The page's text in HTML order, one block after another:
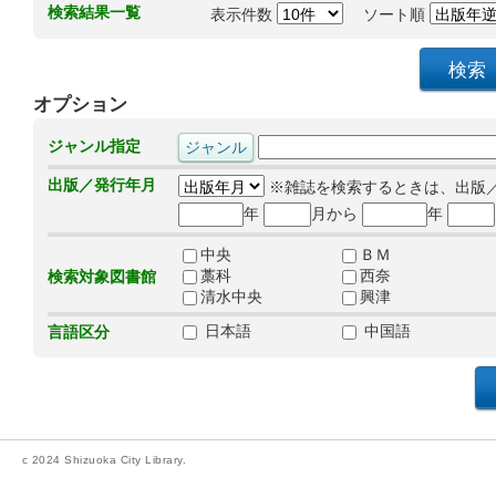
検索結果一覧 表示件数 ソート順
オプション
ジャンル指定
出版／発行年月
※雑誌を検索するときは、出版
年
月から 年
検索対象図書館
中央
ＢＭ
藁科
西奈
清水中央
興津
言語区分
日本語 中国語
c 2024 Shizuoka City Library.